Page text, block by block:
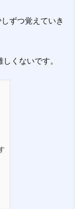
ずつ覚えていき
くないです。